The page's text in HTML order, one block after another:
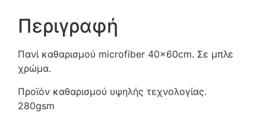
Περιγραφή
Πανί καθαρισμού microfiber 40x60cm. Σε μπλε
χρώμα.
Προϊόν καθαρισμού υψηλής τεχνολογίας.
280gsm